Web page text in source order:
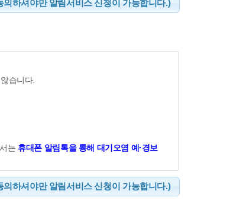
약관이 변경되는 경우 서비스 화면에 공지
비스 이용에는 본 약관이 우선적으로 적용
오존] 알림 서비스를 받는 신청인 및 비
는 자
의하셔야만 알림서비스 신청이 가능합니다.)
습니다.
는 휴대폰 알림톡을 통해 대기오염 예·경보
하셔야만 알림서비스 신청이 가능합니다.)